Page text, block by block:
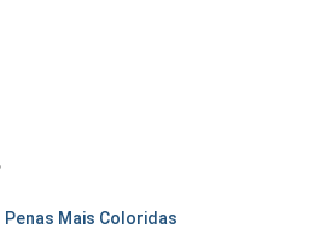
Mais Coloridas